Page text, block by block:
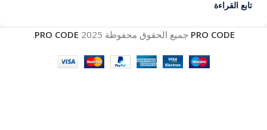
تابع القراءة
PRO CODE جميع الحقوق محفوظة PRO CODE
.